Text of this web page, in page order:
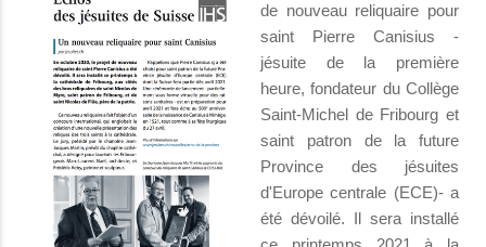
de nouveau reliquaire pour
saint Pierre Canisius -
jésuite de la première
heure, fondateur du Collège
Saint-Michel de Fribourg et
saint patron de la future
Province des jésuites
d'Europe centrale (ECE)- a
été dévoilé. Il sera installé